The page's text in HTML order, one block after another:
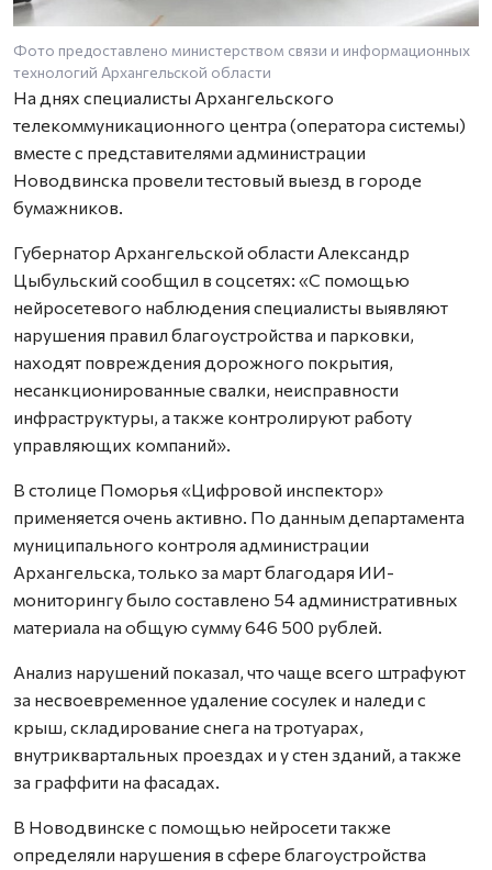
Фото предоставлено министерством связи и информационных
технологий Архангельской области
На днях специалисты Архангельского
телекоммуникационного центра (оператора системы)
вместе с представителями администрации
Новодвинска провели тестовый выезд в городе
бумажников.
Губернатор Архангельской области Александр
Цыбульский сообщил в соцсетях: «С помощью
нейросетевого наблюдения специалисты выявляют
нарушения правил благоустройства и парковки,
находят повреждения дорожного покрытия,
несанкционированные свалки, неисправности
инфраструктуры, а также контролируют работу
управляющих компаний».
В столице Поморья «Цифровой инспектор»
применяется очень активно. По данным департамента
муниципального контроля администрации
Архангельска, только за март благодаря ИИ-
мониторингу было составлено 54 административных
материала на общую сумму 646 500 рублей.
Анализ нарушений показал, что чаще всего штрафуют
за несвоевременное удаление сосулек и наледи с
крыш, складирование снега на тротуарах,
внутриквартальных проездах и у стен зданий, а также
за граффити на фасадах.
В Новодвинске с помощью нейросети также
определяли нарушения в сфере благоустройства